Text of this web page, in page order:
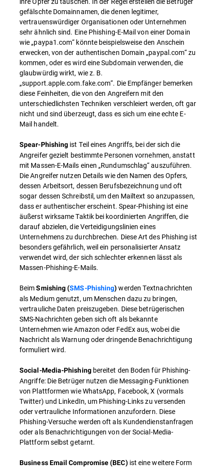
gefälschte Domainnamen, die denen legitimer,
vertrauenswürdiger Organisationen oder Unternehmen
sehr ähnlich sind. Eine Phishing-E-Mail von einer Domain
wie „paypa1.com“ könnte beispielsweise den Anschein
erwecken, von der authentischen Domain „paypal.com“ zu
kommen, oder es wird eine Subdomain verwenden, die
glaubwürdig wirkt, wie z. B.
„support.apple.com.fake.com“. Die Empfänger bemerken
diese Feinheiten, die von den Angreifern mit den
unterschiedlichsten Techniken verschleiert werden, oft gar
nicht und sind überzeugt, dass es sich um eine echte E-
Mail handelt.
Spear-Phishing ist Teil eines Angriffs, bei der sich die
Angreifer gezielt bestimmte Personen vornehmen, anstatt
mit Massen-E-Mails einen „Rundumschlag“ auszuführen.
Die Angreifer nutzen Details wie den Namen des Opfers,
dessen Arbeitsort, dessen Berufsbezeichnung und oft
sogar dessen Schreibstil, um den Mailtext so anzupassen,
dass er authentischer erscheint. Spear-Phishing ist eine
äußerst wirksame Taktik bei koordinierten Angriffen, die
darauf abzielen, die Verteidigungslinien eines
Unternehmens zu durchbrechen. Diese Art des Phishing ist
besonders gefährlich, weil ein personalisierter Ansatz
verwendet wird, der sich schlechter erkennen lässt als
Massen-Phishing-E-Mails.
BeimSmishing (SMS-Phishing)werden Textnachrichten
als Medium genutzt, um Menschen dazu zu bringen,
vertrauliche Daten preiszugeben. Diese betrügerischen
SMS-Nachrichten geben sich oft als bekannte
Unternehmen wie Amazon oder FedEx aus, wobei die
Nachricht als Warnung oder dringende Benachrichtigung
formuliert wird.
Social-Media-Phishingbereitet den Boden für Phishing-
Angriffe: Die Betrüger nutzen die Messaging-Funktionen
von Plattformen wie WhatsApp, Facebook, X (vormals
Twitter) und LinkedIn, um Phishing-Links zu versenden
oder vertrauliche Informationen anzufordern. Diese
Phishing-Versuche werden oft als Kundendienstanfragen
oder als Benachrichtigungen von der Social-Media-
Plattform selbst getarnt.
Business Email Compromise (BEC)ist eine weitere Form